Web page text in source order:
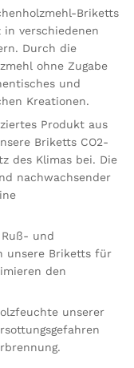
Briketts
verschiedenen
Durch die
ohne Zugabe
und
Kreationen.
Produkt aus
Briketts CO2-
des Klimas bei. Die
nachwachsender
und
unsere Briketts für
den
unserer